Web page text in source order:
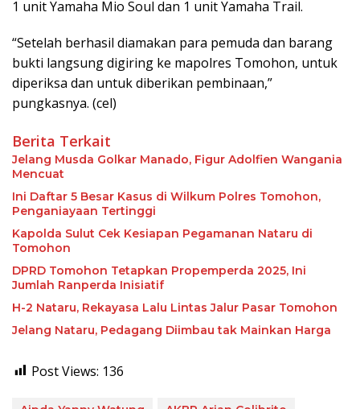
1 unit Yamaha Mio Soul dan 1 unit Yamaha Trail.
“Setelah berhasil diamakan para pemuda dan barang
bukti langsung digiring ke mapolres Tomohon, untuk
diperiksa dan untuk diberikan pembinaan,”
pungkasnya. (cel)
Berita Terkait
Jelang Musda Golkar Manado, Figur Adolfien Wangania
Mencuat
Ini Daftar 5 Besar Kasus di Wilkum Polres Tomohon,
Penganiayaan Tertinggi
Kapolda Sulut Cek Kesiapan Pegamanan Nataru di
Tomohon
DPRD Tomohon Tetapkan Propemperda 2025, Ini
Jumlah Ranperda Inisiatif
H-2 Nataru, Rekayasa Lalu Lintas Jalur Pasar Tomohon
Jelang Nataru, Pedagang Diimbau tak Mainkan Harga
Post Views: 136